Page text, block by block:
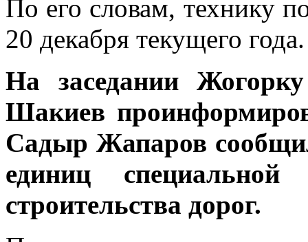
По его словам, технику
20 декабря текущего года.
На заседании
Шакиев
Садыр Жапаров
единиц
строительства дорог.